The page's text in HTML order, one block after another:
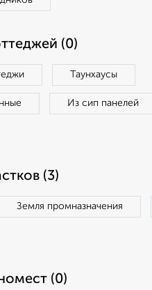
(0)
Таунхаусы
Из сип панелей
(3)
Земля промназначения
(0)